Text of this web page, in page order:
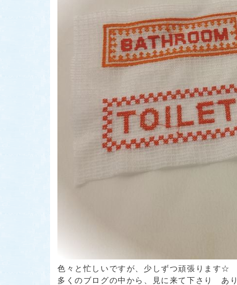
色々と忙しいですが、少しずつ頑張ります☆
多くのブログの中から、見に来て下さり あ